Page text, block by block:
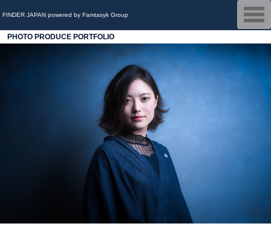
FINDER JAPAN powered by Famtasyk Group
PHOTO PRODUCE PORTFOLIO
T
o
g
e